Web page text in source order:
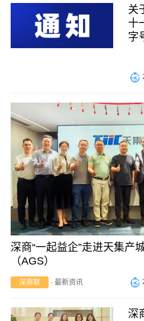
关
十
字
深商“一起益企”走进天集产
（AGS）
深商联 ·最新资讯
深